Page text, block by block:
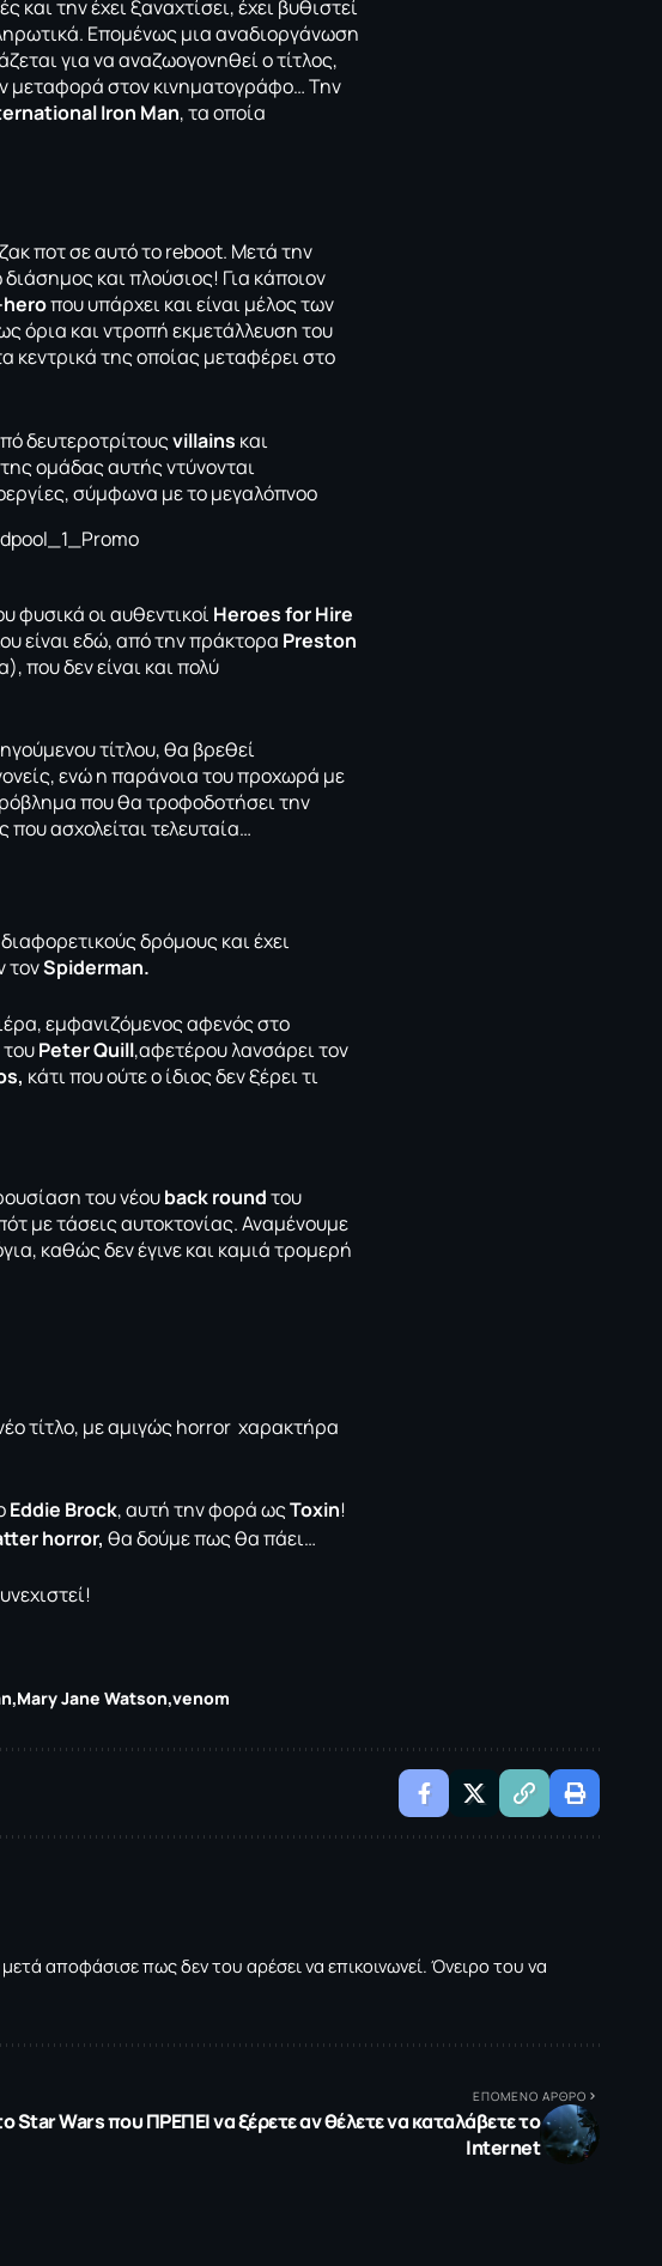
την έχει ξαναχτίσει, έχει βυθιστεί
Επομένως μια αναδιοργάνωση
για να αναζωογονηθεί ο τίτλος,
μεταφορά στον κινηματογράφο… Την
Iron Man, τα οποία
ποτ σε αυτό το reboot. Μετά την
και πλούσιος! Για κάποιον
που υπάρχει και είναι μέλος των
όρια και ντροπή εκμετάλλευση του
κεντρικά της οποίας μεταφέρει στο
δευτεροτρίτουςvillains και
της ομάδας αυτής ντύνονται
σύμφωνα με το μεγαλόπνοο
φυσικά οι αυθεντικοί Heroes for Hire
είναι εδώ, από την πράκτορα Preston
που δεν είναι και πολύ
τίτλου, θα βρεθεί
ενώ η παράνοια του προχωρά με
που θα τροφοδοτήσει την
ασχολείται τελευταία…
δρόμους και έχει
τονSpiderman.
εμφανιζόμενος αφενός στο
Peter Quill,αφετέρου λανσάρει τον
κάτι που ούτε ο ίδιος δεν ξέρει τι
του νέουback roundτου
με τάσεις αυτοκτονίας. Αναμένουμε
καθώς δεν έγινε και καμιά τρομερή
τίτλο, με αμιγώς horror χαρακτήρα
Eddie Brock, αυτή την φορά ωςToxin!
horror, θα δούμε πως θα πάει…
Mary Jane Watson venom
αποφάσισε πως δεν του αρέσει να επικοινωνεί. Όνειρο του να
ΕΠΟΜΕΝΟ ΑΡΘΡΟ
Star Wars που ΠΡΕΠΕΙ να ξέρετε αν θέλετε να καταλάβετε το
Ιnternet